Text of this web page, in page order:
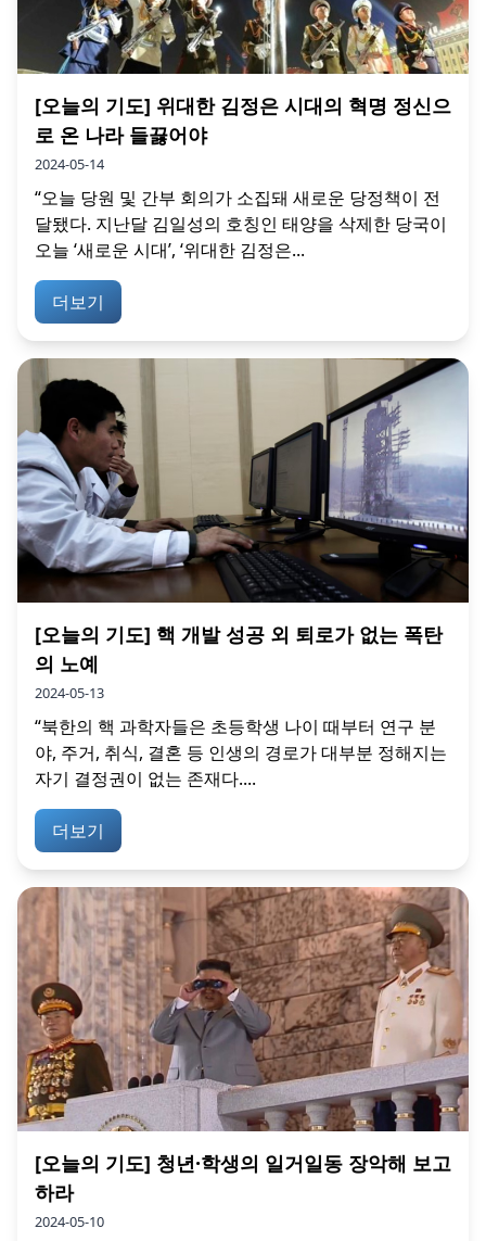
[오늘의 기도] 위대한 김정은 시대의 혁명 정신으
로 온 나라 들끓어야
2024-05-14
“오늘 당원 및 간부 회의가 소집돼 새로운 당정책이 전
달됐다. 지난달 김일성의 호칭인 태양을 삭제한 당국이
오늘 ‘새로운 시대’, ‘위대한 김정은...
더보기
[오늘의 기도] 핵 개발 성공 외 퇴로가 없는 폭탄
의 노예
2024-05-13
“북한의 핵 과학자들은 초등학생 나이 때부터 연구 분
야, 주거, 취식, 결혼 등 인생의 경로가 대부분 정해지는
자기 결정권이 없는 존재다....
더보기
[오늘의 기도] 청년·학생의 일거일동 장악해 보고
하라
2024-05-10